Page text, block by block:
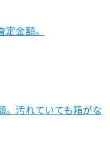
金額。
。汚れていても箱がな